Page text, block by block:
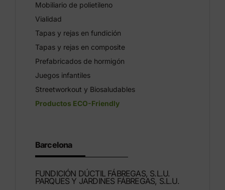
Mobiliario de polietileno
Vialidad
Tapas y rejas en fundición
Tapas y rejas en composite
Prefabricados de hormigón
Juegos infantiles
Streetworkout y Biosaludables
Productos ECO-Friendly
Barcelona
FUNDICIÓN DÚCTIL FÁBREGAS, S.L.U.
PARQUES Y JARDINES FÁBREGAS, S.L.U.